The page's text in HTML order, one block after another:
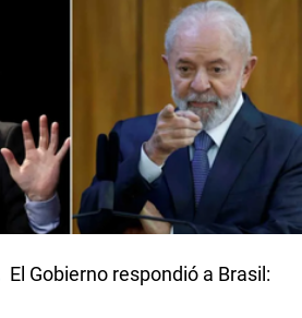
El Gobierno respondió a Brasil: